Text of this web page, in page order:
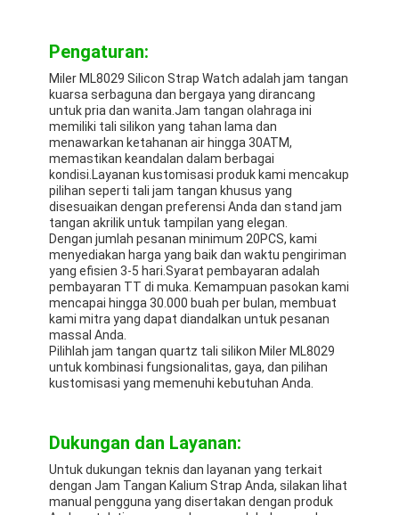
Pengaturan:
Miler ML8029 Silicon Strap Watch adalah jam tangan
kuarsa serbaguna dan bergaya yang dirancang
untuk pria dan wanita.Jam tangan olahraga ini
memiliki tali silikon yang tahan lama dan
menawarkan ketahanan air hingga 30ATM,
memastikan keandalan dalam berbagai
kondisi.Layanan kustomisasi produk kami mencakup
pilihan seperti tali jam tangan khusus yang
disesuaikan dengan preferensi Anda dan stand jam
tangan akrilik untuk tampilan yang elegan.
Dengan jumlah pesanan minimum 20PCS, kami
menyediakan harga yang baik dan waktu pengiriman
yang efisien 3-5 hari.Syarat pembayaran adalah
pembayaran TT di muka. Kemampuan pasokan kami
mencapai hingga 30.000 buah per bulan, membuat
kami mitra yang dapat diandalkan untuk pesanan
massal Anda.
Pilihlah jam tangan quartz tali silikon Miler ML8029
untuk kombinasi fungsionalitas, gaya, dan pilihan
kustomisasi yang memenuhi kebutuhan Anda.
Dukungan dan Layanan:
Untuk dukungan teknis dan layanan yang terkait
dengan Jam Tangan Kalium Strap Anda, silakan lihat
manual pengguna yang disertakan dengan produk